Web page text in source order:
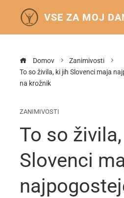
VSE ZA MOJ
Domov
Zanimivosti
To so živila, ki jih Slovenci maja
na krožnik
ZANIMIVOSTI
To so
Slovenci